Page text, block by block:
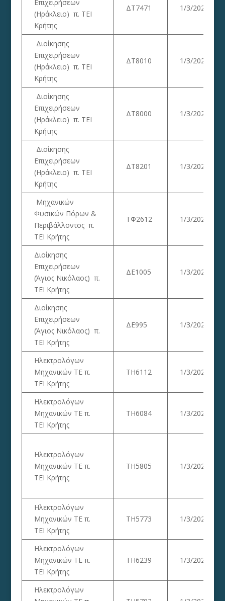
Επιχειρήσεων
(Ηράκλειο) π. ΤΕΙ
Κρήτης
ΔΤ7471 1/3/2023
Διοίκησης
Επιχειρήσεων
(Ηράκλειο) π. ΤΕΙ
Κρήτης
ΔΤ8010 1/3/2023
Διοίκησης
Επιχειρήσεων
(Ηράκλειο) π. ΤΕΙ
Κρήτης
ΔΤ8000 1/3/2023
Διοίκησης
Επιχειρήσεων
(Ηράκλειο) π. ΤΕΙ
Κρήτης
ΔΤ8201 1/3/2023
Μηχανικών
Φυσικών Πόρων &
Περιβάλλοντος π.
ΤΕΙ Κρήτης
ΤΦ2612 1/3/2023
Διοίκησης
Επιχειρήσεων
(Άγιος Νικόλαος) π.
ΤΕΙ Κρήτης
ΔΕ1005 1/3/2023
Διοίκησης
Επιχειρήσεων
(Άγιος Νικόλαος) π.
ΤΕΙ Κρήτης
ΔΕ995 1/3/2023
Ηλεκτρολόγων
Μηχανικών ΤΕ π.
ΤΕΙ Κρήτης
ΤΗ6112 1/3/2023
Ηλεκτρολόγων
Μηχανικών ΤΕ π.
ΤΕΙ Κρήτης
ΤΗ6084 1/3/2023
Ηλεκτρολόγων
Μηχανικών ΤΕ π.
ΤΕΙ Κρήτης
ΤΗ5805 1/3/2023
Ηλεκτρολόγων
Μηχανικών ΤΕ π.
ΤΕΙ Κρήτης
ΤΗ5773 1/3/2023
Ηλεκτρολόγων
Μηχανικών ΤΕ π.
ΤΕΙ Κρήτης
ΤΗ6239 1/3/2023
Ηλεκτρολόγων